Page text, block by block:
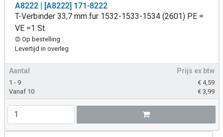
A8222 | [A8222] 171-8222
T-Verbinder 33,7 mm fur 1532-1533-1534 (2601) PE =
VE =1 St.
Op bestelling
Levertijd in overleg
Aantal Prijs ex btw
1 - 9 € 4,59
Vanaf 10
€ 3,99